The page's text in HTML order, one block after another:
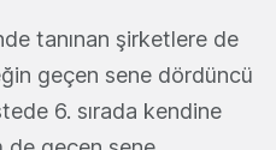
tanınan şirketlere de
geçen sene dördüncü
6. sırada kendine